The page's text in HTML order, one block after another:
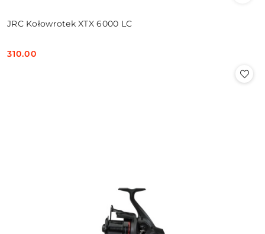
JRC Kołowrotek XTX 6000 LC
Cena:
310.00